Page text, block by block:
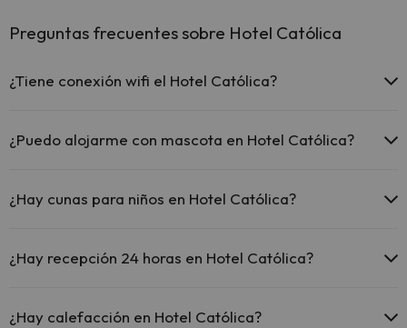
Preguntas frecuentes sobre Hotel Católica
¿Tiene conexión wifi el Hotel Católica?
¿Puedo alojarme con mascota en Hotel Católica?
¿Hay cunas para niños en Hotel Católica?
antes de iniciar tu viaje).
¿Hay recepción 24 horas en Hotel Católica?
¿Hay calefacción en Hotel Católica?